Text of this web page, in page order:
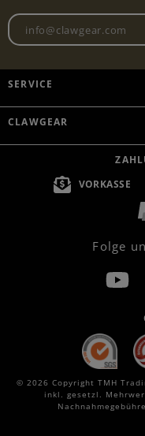
SERVICE
CLAWGEAR
VORKASSE
Folge
© 2026 Copyright TMH
inkl. gesetzl.